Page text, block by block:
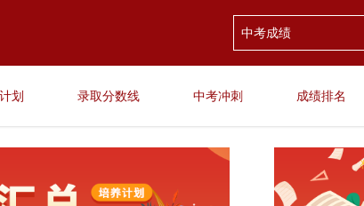
划 录取分数线 中考冲刺 成绩排名